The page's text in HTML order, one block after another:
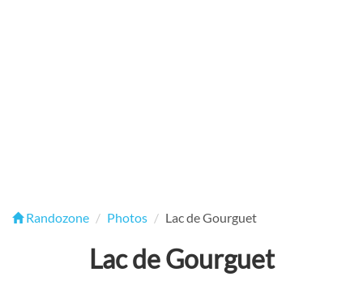
Randozone Photos Lac de Gourguet
Lac de Gourguet